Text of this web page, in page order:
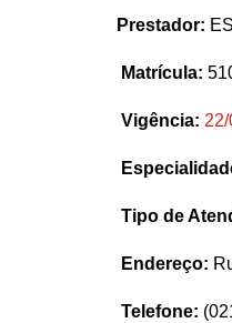
Prestador:
Matrícula:
Vigência: 22/
Tipo de
Endereço:
Telefone: